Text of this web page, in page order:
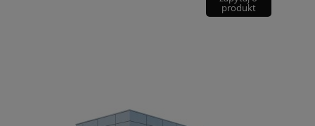
produkt